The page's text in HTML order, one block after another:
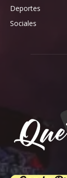
Deportes
Sociales